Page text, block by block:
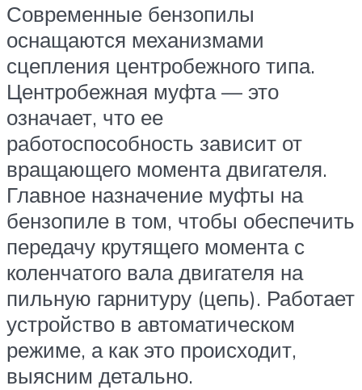
Современные бензопилы
оснащаются механизмами
сцепления центробежного типа.
Центробежная муфта — это
означает, что ее
работоспособность зависит от
вращающего момента двигателя.
Главное назначение муфты на
бензопиле в том, чтобы обеспечить
передачу крутящего момента с
коленчатого вала двигателя на
пильную гарнитуру (цепь). Работает
устройство в автоматическом
режиме, а как это происходит,
выясним детально.